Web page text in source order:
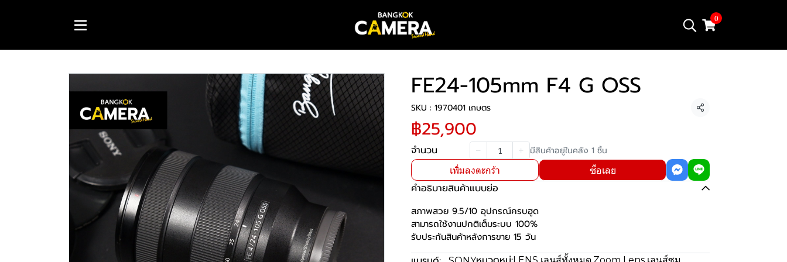
0
FE24-105mm F4 G OSS
SKU : 1970401 เกษตร แชร์
฿25,900
จำนวน
มีสินค้าอยู่ในคลัง 1 ชิ้น
เพิ่มลงตะกร้า
ซื้อเลย
คำอธิบายสินค้าแบบย่อ
สภาพสวย 9.5/10 อุปกรณ์ครบฮูด
สามารถใช้งานปกติเต็มระบบ 100%
รับประกันสินค้าหลังการขาย 15 วัน